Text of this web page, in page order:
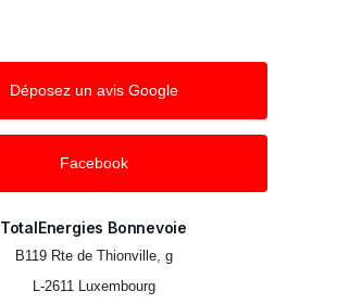
Déposez un avis Google
Facebook
TotalEnergies Bonnevoie
B119 Rte de Thionville, g
L-2611 Luxembourg